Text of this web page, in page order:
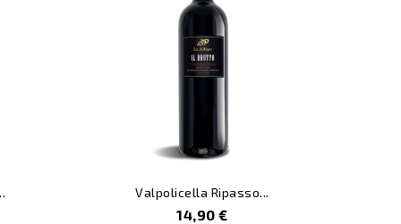
Valpolicella Ripasso...
Prezzo
14,90 €